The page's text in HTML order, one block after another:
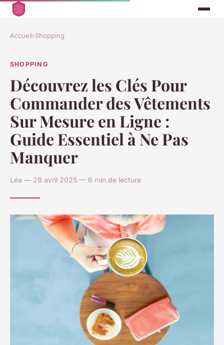
Accueil›Shopping
SHOPPING
Découvrez les Clés Pour
Commander des Vêtements
Sur Mesure en Ligne :
Guide Essentiel à Ne Pas
Manquer
Léa — 28 avril 2025 — 6 min de lecture